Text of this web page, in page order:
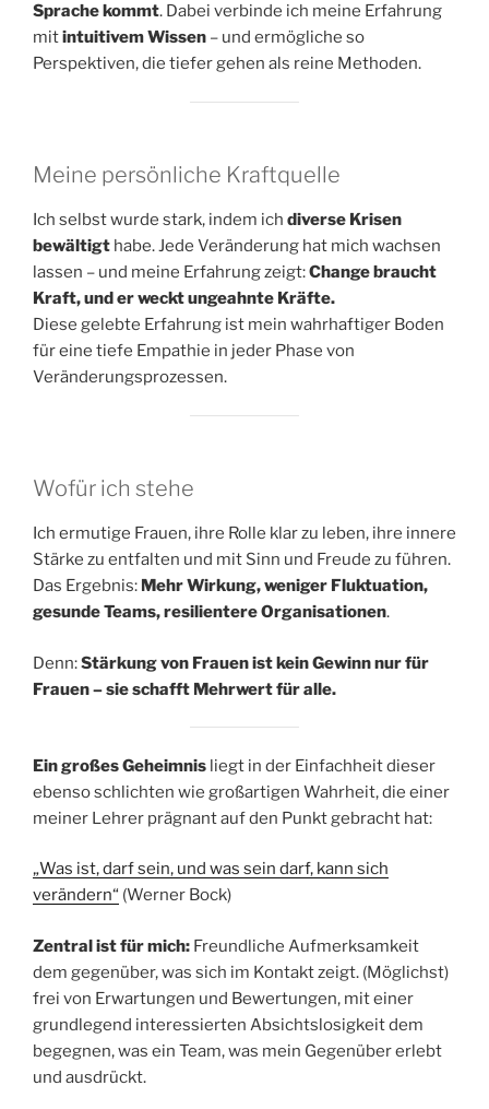
Sprache kommt. Dabei verbinde ich meine Erfahrung
mitintuitivem Wissen – und ermögliche so
Perspektiven, die tiefer gehen als reine Methoden.
Meine persönliche Kraftquelle
Ich selbst wurde stark, indem ich diverse Krisen
bewältigt habe. Jede Veränderung hat mich wachsen
lassen – und meine Erfahrung zeigt:Change braucht
Kraft, und er weckt ungeahnte Kräfte.
Diese gelebte Erfahrung ist mein wahrhaftiger Boden
für eine tiefe Empathie in jeder Phase von
Veränderungsprozessen.
Wofür ich stehe
Ich ermutige Frauen, ihre Rolle klar zu leben, ihre innere
Stärke zu entfalten und mit Sinn und Freude zu führen.
Das Ergebnis: Mehr Wirkung, weniger Fluktuation,
gesunde Teams, resilientere Organisationen.
Denn:Stärkung von Frauen ist kein Gewinn nur für
Frauen – sie schafft Mehrwert für alle.
Ein großes Geheimnis liegt in der Einfachheit dieser
ebenso schlichten wie großartigen Wahrheit, die einer
meiner Lehrer prägnant auf den Punkt gebracht hat:
„Was ist, darf sein, und was sein darf, kann sich
verändern“ (Werner Bock)
Zentral ist für mich: Freundliche Aufmerksamkeit
dem gegenüber, was sich im Kontakt zeigt. (Möglichst)
frei von Erwartungen und Bewertungen, mit einer
grundlegend interessierten Absichtslosigkeit dem
begegnen, was ein Team, was mein Gegenüber erlebt
und ausdrückt.